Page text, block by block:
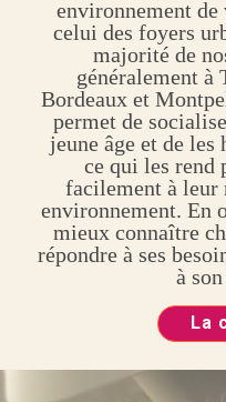
environnement
celui des foyers
majorité de
généralement à
Bordeaux et
permet de
jeune âge et de
ce qui les rend
facilement à leur
environnement. En
mieux connaître
répondre à ses
à
La